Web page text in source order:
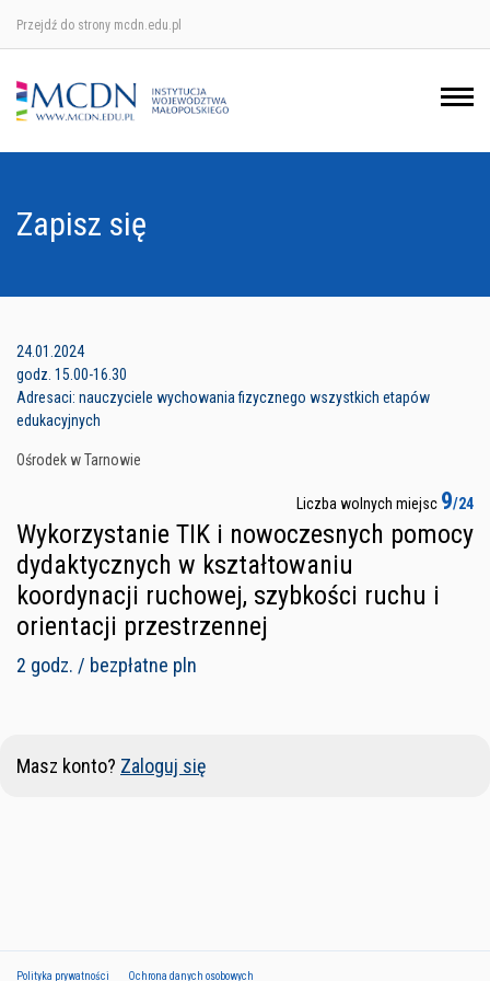
Przejdź do strony mcdn.edu.pl
Zapisz się
24.01.2024
godz. 15.00-16.30
Adresaci: nauczyciele wychowania fizycznego wszystkich etapów
edukacyjnych
Ośrodek w Tarnowie
Liczba wolnych miejsc 9/24
Wykorzystanie TIK i nowoczesnych pomocy
dydaktycznych w kształtowaniu
koordynacji ruchowej, szybkości ruchu i
orientacji przestrzennej
2 godz. / bezpłatne pln
Masz konto? Zaloguj się
Polityka prywatności Ochrona danych osobowych
Ośrodek w Krakowie
Ośrodek w Nowym Sączu
Ośrodek w Tarnowie